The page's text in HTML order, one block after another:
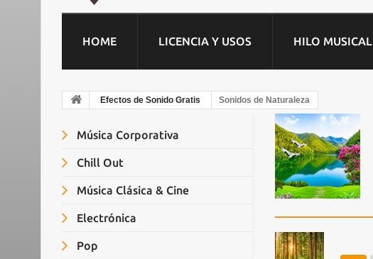
HOME LICENCIA Y USOS HILO MUSICAL
Efectos de Sonido Gratis Sonidos de Naturaleza
Música Corporativa
Chill Out
Música Clásica & Cine
Electrónica
Pop